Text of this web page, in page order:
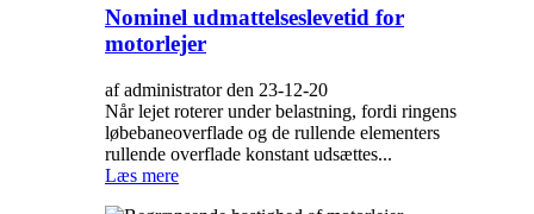
Nominel udmattelseslevetid for
motorlejer
af administrator den 23-12-20
Når lejet roterer under belastning, fordi ringens
løbebaneoverflade og de rullende elementers
rullende overflade konstant udsættes...
Læs mere